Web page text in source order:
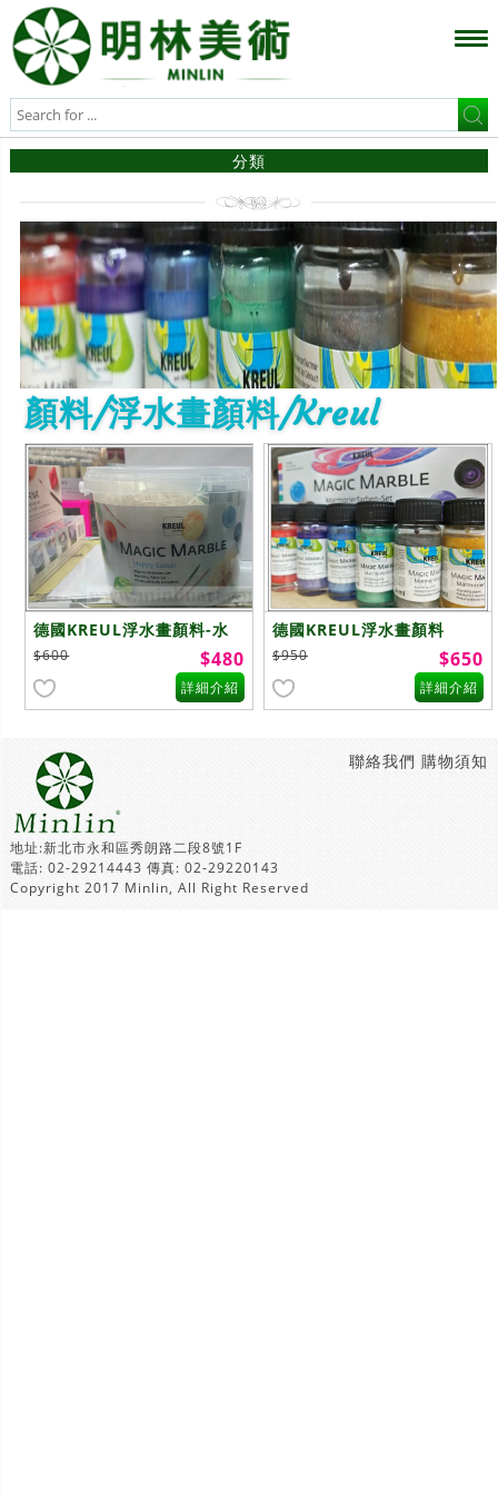
分類
顏料/浮水畫顏料/Kreul
德國KREUL浮水畫顏料-水
筒套組
$600 $480
詳細介紹
德國KREUL浮水畫顏料
$950 $650
詳細介紹
購物須知
聯絡我們
地址:新北市永和區秀朗路二段8號1F
電話: 02-29214443 傳真: 02-29220143
Copyright 2017 Minlin, All Right Reserved